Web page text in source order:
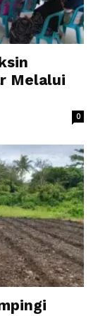
Melalui
0